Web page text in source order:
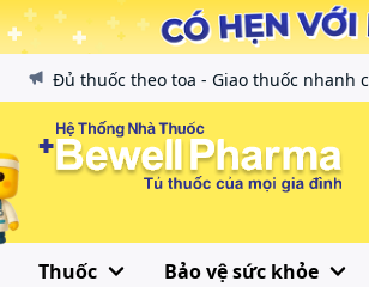
Đủ thuốc theo toa - Giao thuốc nhanh
Thuốc Bảo vệ sức khỏe